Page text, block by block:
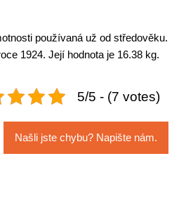
používaná už od středověku.
1924. Její hodnota je 16.38 kg.
5/5 - (7 votes)
Našli jste chybu? Napište nám.